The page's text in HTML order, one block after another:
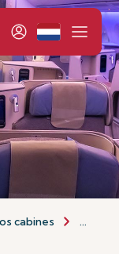
cabines Classe